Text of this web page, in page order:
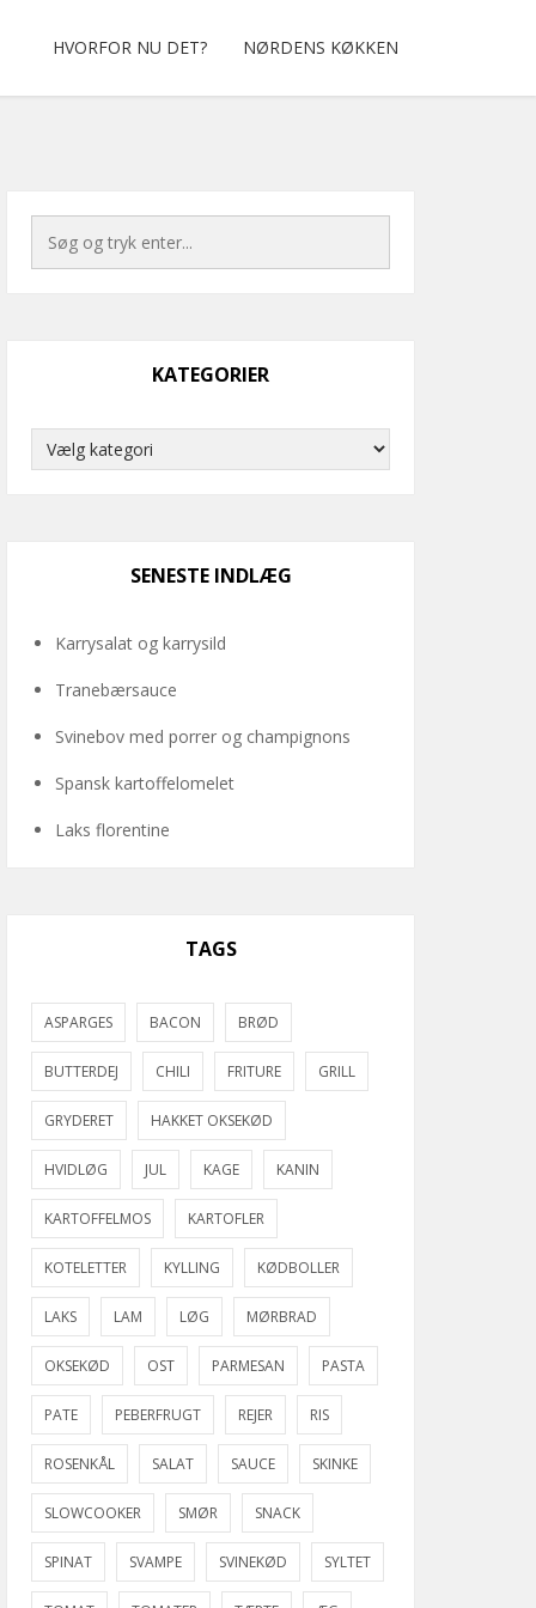
HVORFOR NU DET? NØRDENS KØKKEN
KATEGORIER
Kategorier
SENESTE INDLÆG
Karrysalat og karrysild
Tranebærsauce
Svinebov med porrer og champignons
Spansk kartoffelomelet
Laks florentine
TAGS
ASPARGES BACON BRØD
BUTTERDEJ CHILI FRITURE GRILL
GRYDERET HAKKET OKSEKØD
HVIDLØG JUL KAGE KANIN
KARTOFFELMOS KARTOFLER
KOTELETTER KYLLING KØDBOLLER
LAKS LAM LØG MØRBRAD
OKSEKØD OST PARMESAN PASTA
PATE PEBERFRUGT REJER RIS
ROSENKÅL SALAT SAUCE SKINKE
SLOWCOOKER SMØR SNACK
SPINAT SVAMPE SVINEKØD SYLTET